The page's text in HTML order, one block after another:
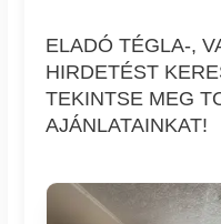
ELADÓ TÉGLA-,
HIRDETÉST
TEKINTSE MEG
AJÁNLATAINKAT!